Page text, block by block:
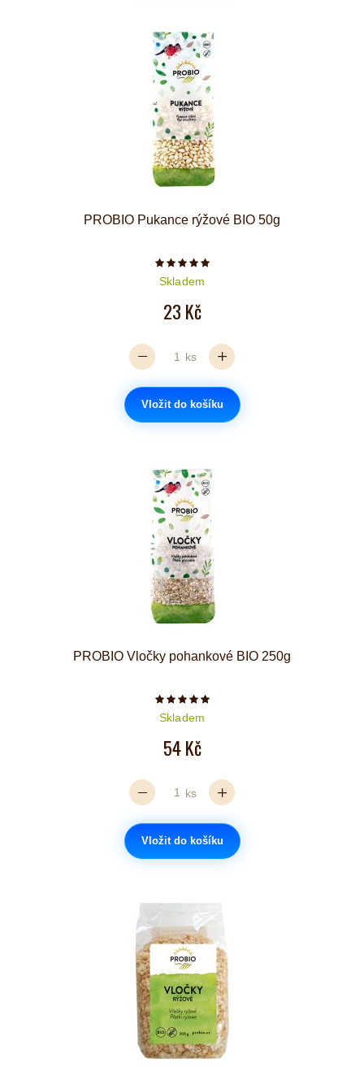
PROBIO Pukance rýžové BIO 50g
Počet hvězdiček je 5 z 5
Skladem
23 Kč
ks
Vložit do košíku
PROBIO Vločky pohankové BIO 250g
Počet hvězdiček je 5 z 5
Skladem
54 Kč
ks
Vložit do košíku